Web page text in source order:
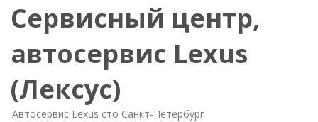
Сервисный центр,
автосервис Lexus
(Лексус)
Автосервис Lexus сто Санкт-Петербург